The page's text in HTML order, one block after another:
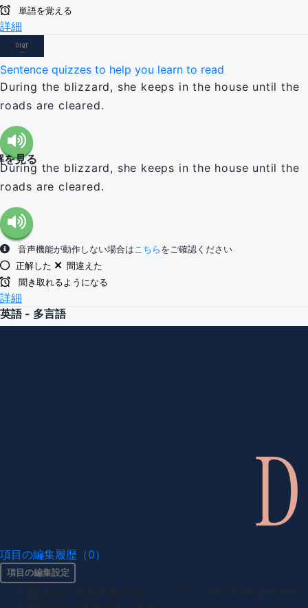
単語を覚える
詳細
Sentence quizzes to help you learn to read
During the blizzard, she keeps in the house until the
roads are cleared.
を見る
During the blizzard, she keeps in the house until the
roads are cleared.
音声機能が動作しない場合は こちら をご確認ください
正解した
間違えた
聞き取れるようになる
詳細
英語 - 多言語
項目の編集履歴（0）
項目の編集設定